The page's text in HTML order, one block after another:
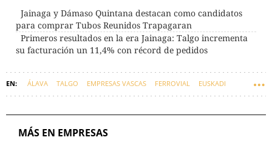
Jainaga y Dámaso Quintana destacan como candidatos
para comprar Tubos Reunidos Trapagaran
Primeros resultados en la era Jainaga: Talgo incrementa
su facturación un 11,4% con récord de pedidos
ÁLAVA TALGO EMPRESAS VASCAS FERROVIAL EUSKADI
MÁS EN EMPRESAS